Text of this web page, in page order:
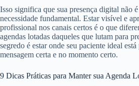
Isso significa que sua presença digital não
necessidade fundamental. Estar visível e
profissional nos canais certos é o que
agendas lotadas daqueles que lutam para
segredo é estar onde seu paciente ideal
mensagem certa e no momento certo.
9 Dicas Práticas para Manter sua Agenda